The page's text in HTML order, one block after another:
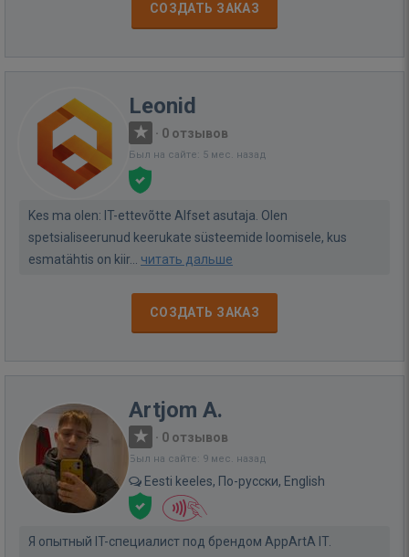
СОЗДАТЬ ЗАКАЗ
Leonid
· 0 отзывов
Был на сайте: 5 мес. назад
Kes ma olen: IT-ettevõtte Alfset asutaja. Olen
spetsialiseerunud keerukate süsteemide loomisele, kus
esmatähtis on kiir... читать дальше
СОЗДАТЬ ЗАКАЗ
Artjom A.
· 0 отзывов
Был на сайте: 9 мес. назад
Eesti keeles, По-русски, English
Я опытный IT-специалист под брендом AppArtA IT.